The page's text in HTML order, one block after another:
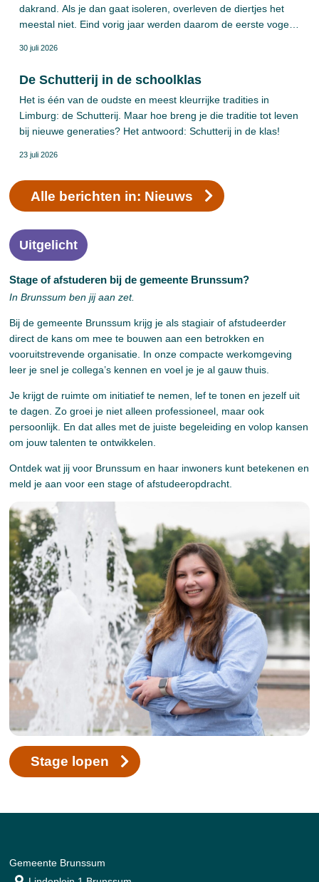
dakrand. Als je dan gaat isoleren, overleven de diertjes het
meestal niet. Eind vorig jaar werden daarom de eerste vogel-
Natuurvriendelijk isoleren, noemen we dat. Onlangs volgden
30 juli 2026
De Schutterij in de schoolklas
Het is één van de oudste en meest kleurrijke tradities in
Limburg: de Schutterij. Maar hoe breng je die traditie tot leven
bij nieuwe generaties? Het antwoord: Schutterij in de klas!
23 juli 2026
Alle berichten in: Nieuws
Uitgelicht
Stage of afstuderen bij de gemeente Brunssum?
In Brunssum ben jij aan zet.
Bij de gemeente Brunssum krijg je als stagiair of afstudeerder
direct de kans om mee te bouwen aan een betrokken en
vooruitstrevende organisatie. In onze compacte werkomgeving
leer je snel je collega’s kennen en voel je je al gauw thuis.
Je krijgt de ruimte om initiatief te nemen, lef te tonen en jezelf uit
te dagen. Zo groei je niet alleen professioneel, maar ook
persoonlijk. En dat alles met de juiste begeleiding en volop kansen
om jouw talenten te ontwikkelen.
Ontdek wat jij voor Brunssum en haar inwoners kunt betekenen en
meld je aan voor een stage of afstudeeropdracht.
Stage lopen
Gemeente Brunssum